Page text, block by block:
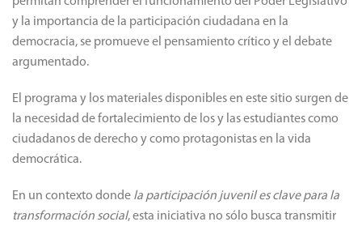
y la importancia de la participación ciudadana en la
democracia, se promueve el pensamiento crítico y el debate
argumentado.
El programa y los materiales disponibles en este sitio surgen de
la necesidad de fortalecimiento de los y las estudiantes como
ciudadanos de derecho y como protagonistas en la vida
democrática.
En un contexto donde la participación juvenil es clave para la
transformación social, esta iniciativa no sólo busca transmitir